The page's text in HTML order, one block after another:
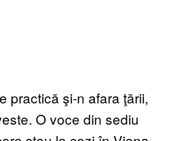
practică şi-n afara ţării,
O voce din sediu